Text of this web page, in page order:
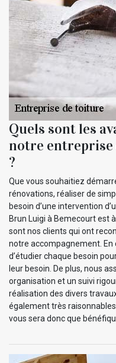
Quels sont les
notre
?
Que vous souhaitiez
rénovations, réaliser de
besoin d’une intervention
Brun Luigi à Bemecourt est
sont nos clients qui ont
notre accompagnement.
d’étudier chaque besoin
leur besoin. De plus, nous
organisation et un suivi
réalisation des divers
également très
vous sera donc que